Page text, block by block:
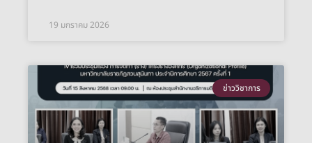
19 มกราคม 2026
ข่าววิชาการ